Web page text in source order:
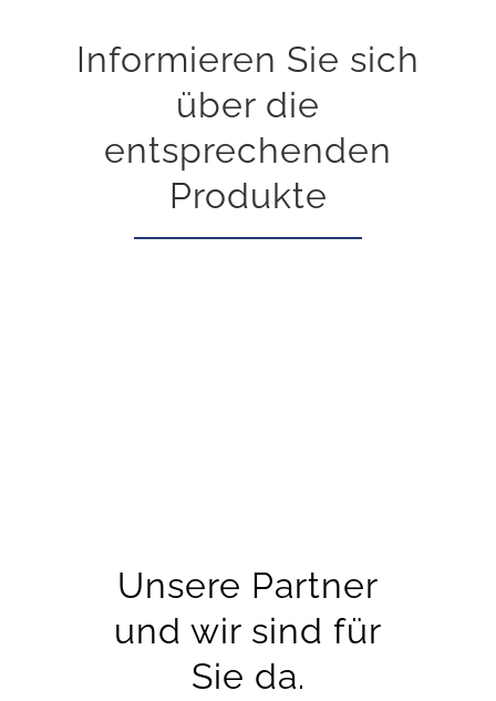
Informieren Sie sich
über die
entsprechenden
Produkte
Unsere Partner
und wir sind für
Sie da.